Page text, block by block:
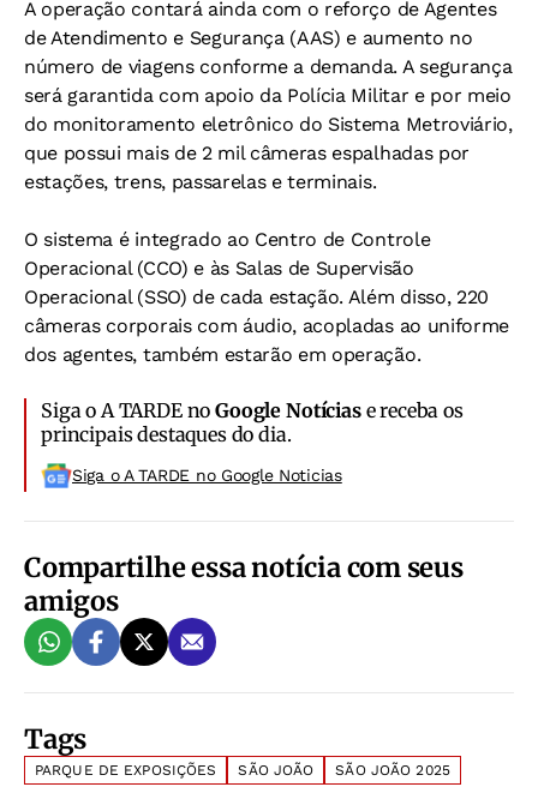
A operação contará ainda com o reforço de Agentes
de Atendimento e Segurança (AAS) e aumento no
número de viagens conforme a demanda. A segurança
será garantida com apoio da Polícia Militar e por meio
do monitoramento eletrônico do Sistema Metroviário,
que possui mais de 2 mil câmeras espalhadas por
estações, trens, passarelas e terminais.
O sistema é integrado ao Centro de Controle
Operacional (CCO) e às Salas de Supervisão
Operacional (SSO) de cada estação. Além disso, 220
câmeras corporais com áudio, acopladas ao uniforme
dos agentes, também estarão em operação.
Siga o A TARDE noGoogle Notíciase receba os
principais destaques do dia.
Siga o A TARDE no Google Noticias
Compartilhe essa notícia com seus
amigos
Tags
PARQUE DE EXPOSIÇÕES SÃO JOÃO SÃO JOÃO 2025